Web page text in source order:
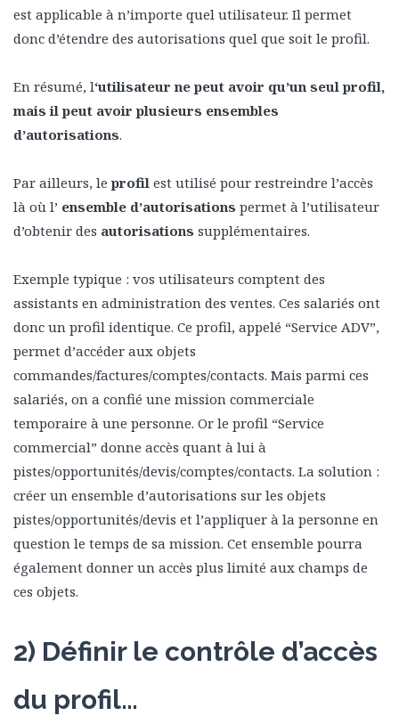
est applicable à n’importe quel utilisateur. Il permet
donc d’étendre des autorisations quel que soit le profil.
En résumé, l‘utilisateur ne peut avoir qu’un seul profil,
mais il peut avoir plusieurs ensembles
d’autorisations.
Par ailleurs, le profil est utilisé pour restreindre l’accès
là où l’ ensemble d’autorisations permet à l’utilisateur
d’obtenir des autorisations supplémentaires.
Exemple typique : vos utilisateurs comptent des
assistants en administration des ventes. Ces salariés ont
donc un profil identique. Ce profil, appelé “Service ADV”,
permet d’accéder aux objets
commandes/factures/comptes/contacts. Mais parmi ces
salariés, on a confié une mission commerciale
temporaire à une personne. Or le profil “Service
commercial” donne accès quant à lui à
pistes/opportunités/devis/comptes/contacts. La solution :
créer un ensemble d’autorisations sur les objets
pistes/opportunités/devis et l’appliquer à la personne en
question le temps de sa mission. Cet ensemble pourra
également donner un accès plus limité aux champs de
ces objets.
2) Définir le contrôle d’accès
du profil…